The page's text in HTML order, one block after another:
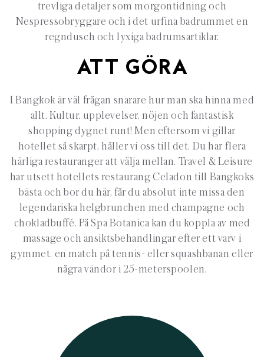
trevliga detaljer som morgontidning och
Nespressobryggare och i det urfina badrummet en
regndusch och lyxiga badrumsartiklar.
ATT GÖRA
I Bangkok är väl frågan snarare hur man ska hinna med
allt. Kultur, upplevelser, nöjen och fantastisk
shopping dygnet runt! Men eftersom vi gillar
hotellet så skarpt, håller vi oss till det. Du har flera
härliga restauranger att välja mellan. Travel & Leisure
har utsett hotellets restaurang Celadon till Bangkoks
bästa och bor du här, får du absolut inte missa den
legendariska helgbrunchen med champagne och
chokladbuffé. På Spa Botanica kan du koppla av med
massage och ansiktsbehandlingar efter ett varv i
gymmet, en match på tennis- eller squashbanan eller
några vändor i 25-meterspoolen.